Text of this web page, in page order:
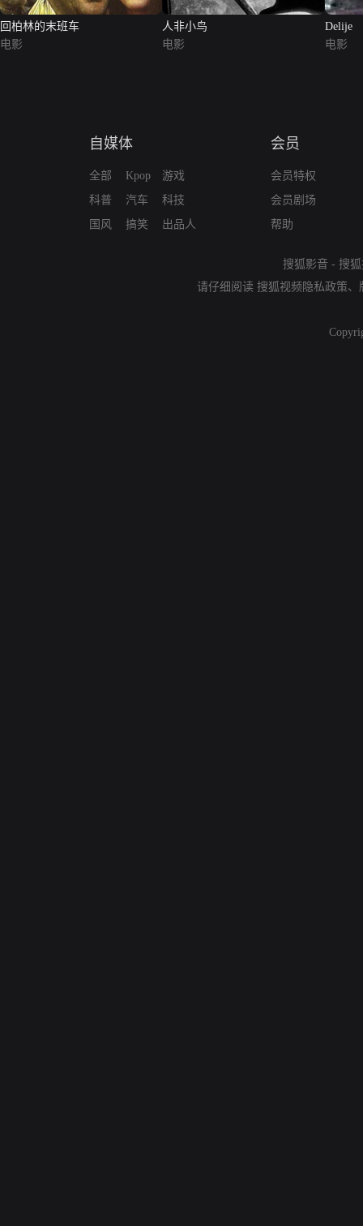
回柏林的末班车
电影
人非小鸟
电影
Delije
电影
自媒体
全部
科普
国风
Kpop
汽车
搞笑
游戏
科技
出品人
会员
会员特权
会员剧场
帮助
搜狐影音 - 搜
请仔细阅读 搜狐视频隐私政策、